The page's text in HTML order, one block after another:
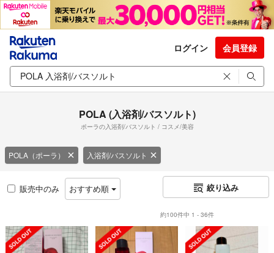
ログイン 会員登録
POLA (入浴剤/バスソルト)
ポーラの入浴剤/バスソルト / コスメ/美容
POLA（ポーラ） 入浴剤/バスソルト
販売中のみ おすすめ順 絞り込み
約100件中 1 - 36件